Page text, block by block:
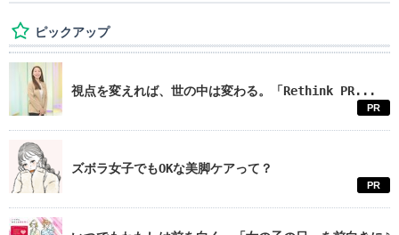
ピックアップ
視点を変えれば、世の中は変わる。「Rethink PR...
PR
ズボラ女子でもOKな美脚ケアって？
PR